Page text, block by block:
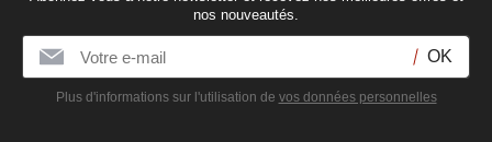
nos nouveautés.
Plus d'informations sur l'utilisation de vos données personnelles